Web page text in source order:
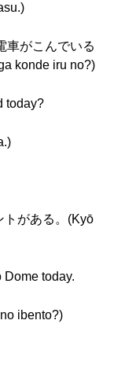
車がこんでいる
konde iru no?)
today?
トがある。(Kyō
Dome today.
ibento?)